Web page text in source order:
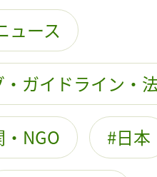
ュース
・ガイドライン・
NGO 日本